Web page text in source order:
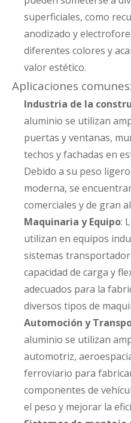
superficiales, como
anodizado y
diferentes colores y
valor estético.
Aplicaciones comunes:
Industria de la
aluminio se utilizan
puertas y ventanas,
techos y fachadas en
Debido a su peso
moderna, se
comerciales y de gran
Maquinaria y Equipo:
utilizan en equipos
sistemas
capacidad de carga y
adecuados para la
diversos tipos de
Automoción y
aluminio se utilizan
automotriz,
ferroviario para
componentes de
el peso y mejorar la